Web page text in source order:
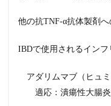
他の抗TNF-α抗体製剤へ
IBDで使用されるインフ
アダリムマブ（ヒュ
適応：潰瘍性大腸炎